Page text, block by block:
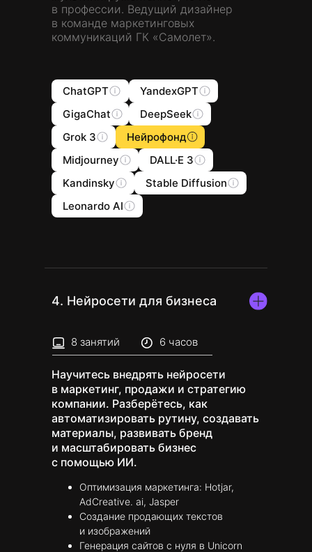
в профессии. Ведущий дизайнер
в команде маркетинговых
коммуникаций ГК «Самолет».
ChatGPT
YandexGPT
GigaChat
DeepSeek
Grok 3
Нейрофонд
Midjourney
DALL·E 3
Kandinsky
Stable Diffusion
Leonardo AI
4. Нейросети для бизнеса
6 часов
8 занятий
Научитесь внедрять нейросети
в маркетинг, продажи и стратегию
компании. Разберётесь, как
автоматизировать рутину, создавать
материалы, развивать бренд
и масштабировать бизнес
с помощью ИИ.
Оптимизация маркетинга: Hotjar,
AdCreative. ai, Jasper
Создание продающих текстов
и изображений
Генерация сайтов с нуля в Unicorn